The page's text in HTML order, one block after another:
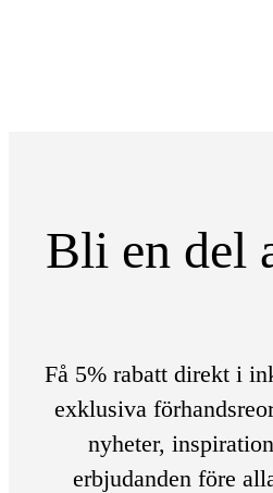
Bli en del
Få 5% rabatt direkt i
exklusiva
nyheter,
erbjudanden före